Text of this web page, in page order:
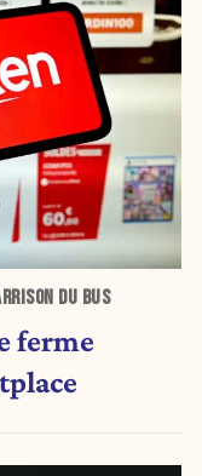
DU BUS
ferme